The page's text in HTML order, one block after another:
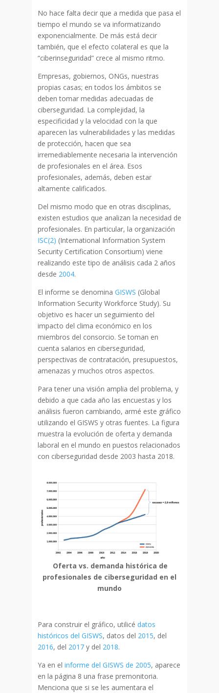
No hace falta decir que a medida que pasa el
tiempo el mundo se va informatizando
exponencialmente. De más está decir
también, que el efecto colateral es que la
“ciberinseguridad” crece al mismo ritmo.
Empresas, gobiernos, ONGs, nuestras
propias casas; en todos los ámbitos se
deben tomar medidas adecuadas de
ciberseguridad. La complejidad, la
especificidad y la velocidad con la que
aparecen las vulnerabilidades y las medidas
de protección, hacen que sea
irremediablemente necesaria la intervención
de profesionales en el área. Esos
profesionales, además, deben estar
altamente calificados.
Del mismo modo que en otras disciplinas,
existen estudios que analizan la necesidad de
profesionales. En particular, la organización
ISC(2) (International Information System
Security Certification Consortium) viene
realizando este tipo de análisis cada 2 años
desde 2004.
El informe se denomina GISWS (Global
Information Security Workforce Study). Su
objetivo es hacer un seguimiento del
impacto del clima económico en los
miembros del consorcio. Se toman en
cuenta salarios en ciberseguridad,
perspectivas de contratación, presupuestos,
amenazas y muchos otros aspectos.
Para tener una visión amplia del problema, y
debido a que cada año las encuestas y los
análisis fueron cambiando, armé este gráfico
utilizando el GISWS y otras fuentes. La figura
muestra la evolución de oferta y demanda
laboral en el mundo en puestos relacionados
con ciberseguridad desde 2003 hasta 2018.
Oferta vs. demanda histórica de
profesionales de ciberseguridad en el
mundo
Para construir el gráfico, utilicé datos
históricos del GISWS, datos del 2015, del
2016, del 2017y del 2018.
Ya en el informe del GISWS de 2005, aparece
en la página 8 una frase premonitoria.
Menciona que si se les aumentara el